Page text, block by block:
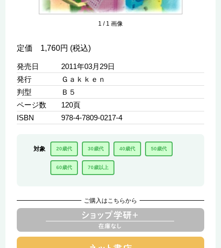
1 / 1 画像
定価 1,760円 (税込)
発売日
2011年03月29日
発行
Ｇａｋｋｅｎ
判型
Ｂ５
ページ数
120頁
ISBN
978-4-7809-0217-4
対象 20歳代 30歳代 40歳代 50歳代
60歳代 70歳以上
ご購入はこちらから